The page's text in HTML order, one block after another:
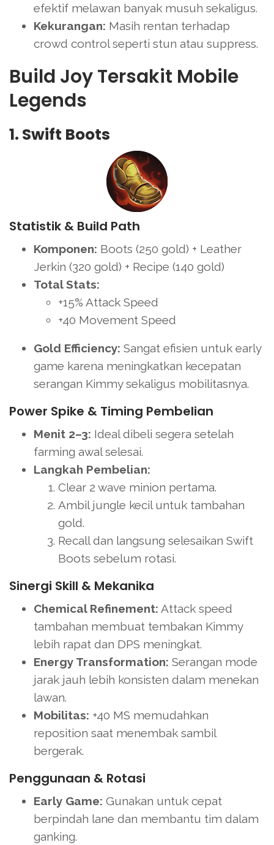
efektif melawan banyak musuh sekaligus.
Kekurangan: Masih rentan terhadap
crowd control seperti stun atau suppress.
Build Joy Tersakit Mobile
Legends
1. Swift Boots
Statistik & Build Path
Komponen: Boots (250 gold) + Leather
Jerkin (320 gold) + Recipe (140 gold)
Total Stats:
+15% Attack Speed
+40 Movement Speed
Gold Efficiency: Sangat efisien untuk early
game karena meningkatkan kecepatan
serangan Kimmy sekaligus mobilitasnya.
Power Spike & Timing Pembelian
Menit 2–3: Ideal dibeli segera setelah
farming awal selesai.
Langkah Pembelian:
Clear 2 wave minion pertama.
Ambil jungle kecil untuk tambahan
gold.
Recall dan langsung selesaikan Swift
Boots sebelum rotasi.
Sinergi Skill & Mekanika
Chemical Refinement: Attack speed
tambahan membuat tembakan Kimmy
lebih rapat dan DPS meningkat.
Energy Transformation: Serangan mode
jarak jauh lebih konsisten dalam menekan
lawan.
Mobilitas: +40 MS memudahkan
reposition saat menembak sambil
bergerak.
Penggunaan & Rotasi
Early Game: Gunakan untuk cepat
berpindah lane dan membantu tim dalam
ganking.